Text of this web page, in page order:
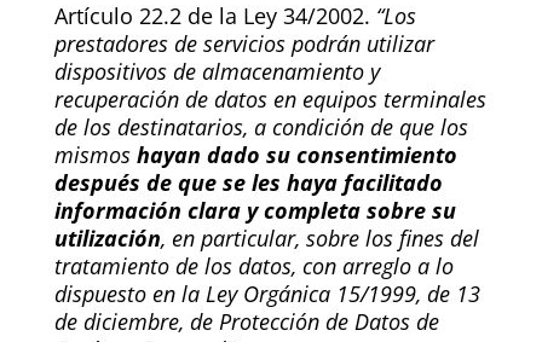
Artículo 22.2 de la Ley 34/2002. “Los
prestadores de servicios podrán utilizar
dispositivos de almacenamiento y
recuperación de datos en equipos terminales
de los destinatarios, a condición de que los
mismos hayan dado su consentimiento
después de que se les haya facilitado
información clara y completa sobre su
utilización, en particular, sobre los fines del
tratamiento de los datos, con arreglo a lo
dispuesto en la Ley Orgánica 15/1999, de 13
de diciembre, de Protección de Datos de